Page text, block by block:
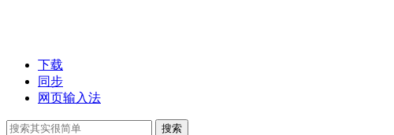
下载
同步
网页输入法
搜索